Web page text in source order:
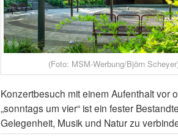
(Foto: MSM-Werbung/Björn
Konzertbesuch mit einem Aufenthalt vor
„sonntags um vier“ ist ein fester
Gelegenheit, Musik und Natur zu